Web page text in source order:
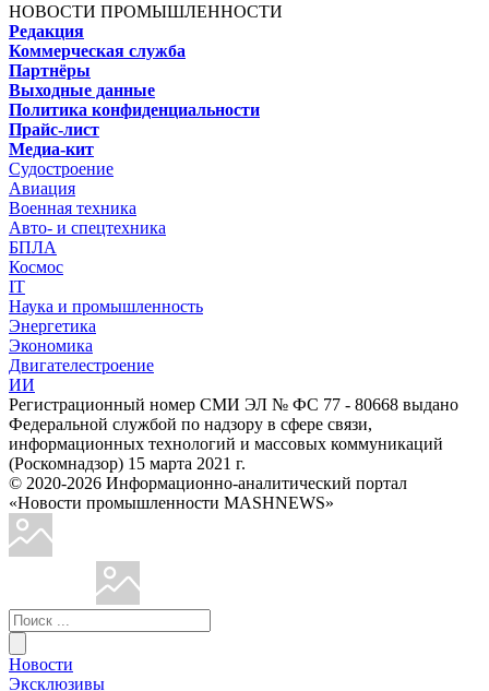
НОВОСТИ ПРОМЫШЛЕННОСТИ
Редакция
Коммерческая служба
Партнёры
Выходные данные
Политика конфиденциальности
Прайс-лист
Медиа-кит
Судостроение
Авиация
Военная техника
Авто- и спецтехника
БПЛА
Космос
IT
Наука и промышленность
Энергетика
Экономика
Двигателестроение
ИИ
Регистрационный номер СМИ ЭЛ № ФС 77 - 80668 выдано
Федеральной службой по надзору в сфере связи,
информационных технологий и массовых коммуникаций
(Роскомнадзор) 15 марта 2021 г.
© 2020-2026 Информационно-аналитический портал
«Новости промышленности MASHNEWS»
Новости
Эксклюзивы